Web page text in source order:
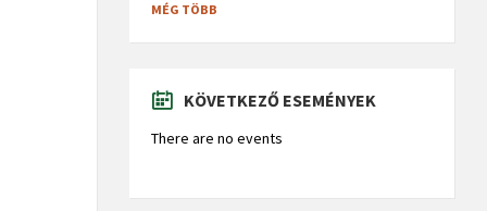
MÉG TÖBB
KÖVETKEZŐ ESEMÉNYEK
There are no events